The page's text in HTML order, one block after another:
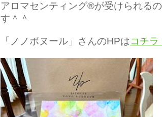
アロマセンティング®️が受けられる
す＾＾
「ノノボヌール」さんのHPは コチラ